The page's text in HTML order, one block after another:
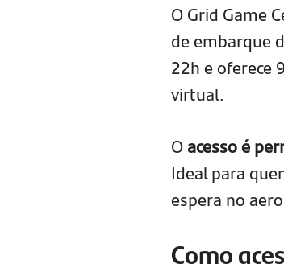
O Grid Game
de embarque
22h e oferece
virtual.
Oacesso é
Ideal para
espera no
Como